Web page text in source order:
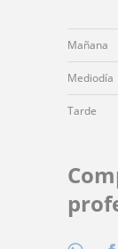
Mañana
Mediodía
Tarde